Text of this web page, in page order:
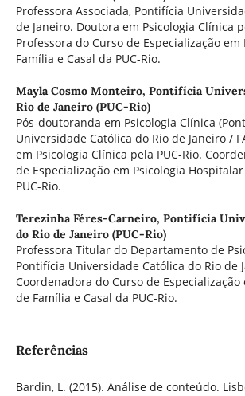
Professora Associada, Pontifícia
de Janeiro. Doutora em Psicologia Clínica
Professora do Curso de Especialização
Família e Casal da PUC-Rio.
Mayla Cosmo Monteiro, Pontifícia
Rio de Janeiro (PUC-Rio)
Pós-doutoranda em Psicologia Clínica
Universidade Católica do Rio de Janeiro /
em Psicologia Clínica pela PUC-Rio.
de Especialização em Psicologia
PUC-Rio.
Terezinha Féres-Carneiro, Pontifícia
do Rio de Janeiro (PUC-Rio)
Professora Titular do Departamento de
Pontifícia Universidade Católica do Rio de
Coordenadora do Curso de Especialização
de Família e Casal da PUC-Rio.
Referências
Bardin, L. (2015). Análise de conteúdo.